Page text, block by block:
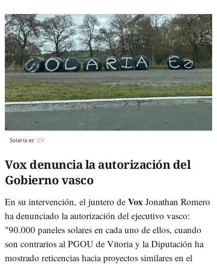
Solaria ez CV
Vox denuncia la autorización del
Gobierno vasco
En su intervención, el juntero de Vox Jonathan Romero
ha denunciado la autorización del ejecutivo vasco:
"90.000 paneles solares en cada uno de ellos, cuando
son contrarios al PGOU de Vitoria y la Diputación ha
mostrado reticencias hacia proyectos similares en el